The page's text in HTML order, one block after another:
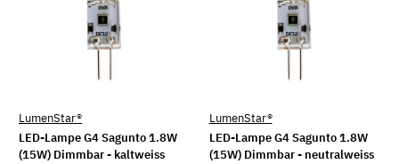
LumenStar®
LED-Lampe G4 Sagunto 1.8W
(15W) Dimmbar - kaltweiss
LumenStar®
LED-Lampe G4 Sagunto 1.8W
(15W) Dimmbar - neutralweiss